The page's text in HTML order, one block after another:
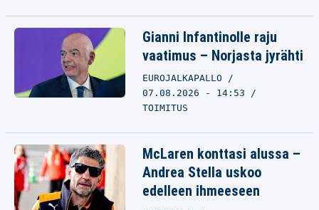
Gianni Infantinolle raju
vaatimus – Norjasta jyrähti
EUROJALKAPALLO
07.08.2026 - 14:53
TOIMITUS
McLaren konttasi alussa –
Andrea Stella uskoo
edelleen ihmeeseen